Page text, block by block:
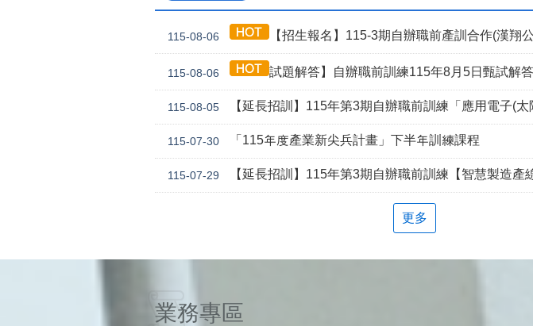
115-08-06 【招生報名】115-3期自辦職前產訓合作(漢翔公
115-08-06 試題解答】自辦職前訓練115年8月5日甄試解
115-08-05 【延長招訓】115年第3期自辦職前訓練「應用電子(太陽能光電
115-07-30 「115年度產業新尖兵計畫」下半年訓練課程
115-07-29 【延長招訓】115年第3期自辦職前訓練【智慧製造產線工程師】，
更多
業務專區